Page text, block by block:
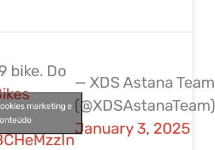
bike. Do
— XDS Astana Team
(@XDSAstanaTeam)
January 3, 2025
marketing e